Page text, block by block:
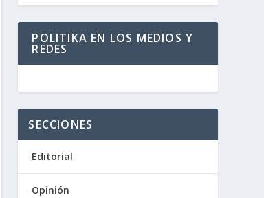
POLITIKA EN LOS MEDIOS Y
REDES
SECCIONES
Editorial
Opinión